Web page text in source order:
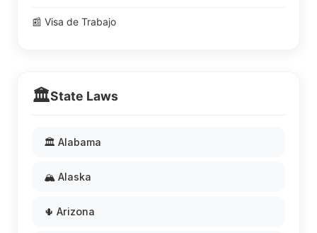
📰 Visa de Trabajo
🏛️State Laws
🏛️ Alabama
🏔️ Alaska
🌵 Arizona